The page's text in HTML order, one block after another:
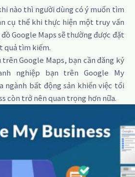
nào thì người dùng có ý muốn tìm
cụ thể khi thực hiện một truy vấn
Google Maps sẽ thường được đặt
quả tìm kiếm.
Google Maps, bạn cần đăng ký
nghiệp bạn trên Google My
ngành bất động sản khiến việc tối
còn trở nên quan trọng hơn nữa.